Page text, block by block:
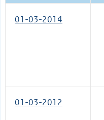
01-03-2014
01-03-2012